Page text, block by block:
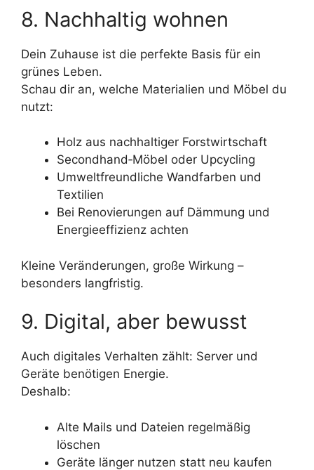
8. Nachhaltig wohnen
Dein Zuhause ist die perfekte Basis für ein
grünes Leben.
Schau dir an, welche Materialien und Möbel du
nutzt:
Holz aus nachhaltiger Forstwirtschaft
Secondhand‑Möbel oder Upcycling
Umweltfreundliche Wandfarben und
Textilien
Bei Renovierungen auf Dämmung und
Energieeffizienz achten
Kleine Veränderungen, große Wirkung –
besonders langfristig.
9. Digital, aber bewusst
Auch digitales Verhalten zählt: Server und
Geräte benötigen Energie.
Deshalb:
Alte Mails und Dateien regelmäßig
löschen
Geräte länger nutzen statt neu kaufen